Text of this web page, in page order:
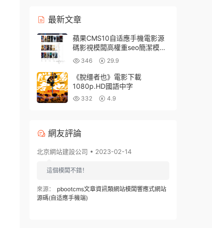
最新文章
蘋果CMS10自适應手機電影源
碼影視模闆高權重seo簡潔模改
闆 346 29.9
《脫缰者也》電影下載
1080p.HD國語中字
332 4.9
網友評論
北京網站建設公司 • 2023-02-14
這個模闆不錯！
來源：
pbootcms文章資訊類網站模闆響應式網站
源碼(自适應手機端)